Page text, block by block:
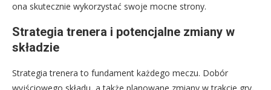
ona skutecznie wykorzystać swoje mocne strony.
Strategia trenera i potencjalne zmiany w
składzie
Strategia trenera to fundament każdego meczu. Dobór